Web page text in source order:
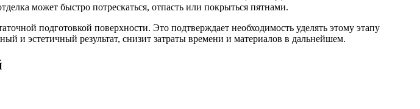
может быстро потрескаться, отпасть или покрыться пятнами.
подготовкой поверхности. Это подтверждает необходимость уделять этому этапу
и эстетичный результат, снизит затраты времени и материалов в дальнейшем.